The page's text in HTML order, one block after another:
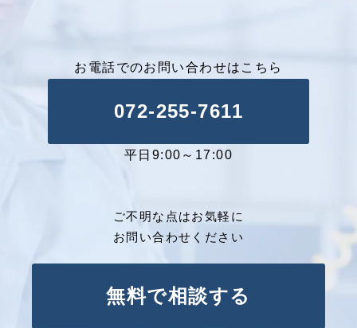
お電話でのお問い合わせはこちら
072-255-7611
平日9:00～17:00
ご不明な点はお気軽に
お問い合わせください
無料で相談する